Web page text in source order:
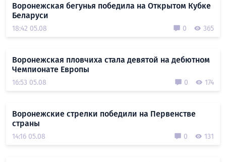
Воронежская бегунья победила на Открытом Кубке
Беларуси
18:42 05.08 0 365
Воронежская пловчиха стала девятой на дебютном
Чемпионате Европы
16:53 05.08 0 174
Воронежские стрелки победили на Первенстве
страны
14:16 05.08 0 131